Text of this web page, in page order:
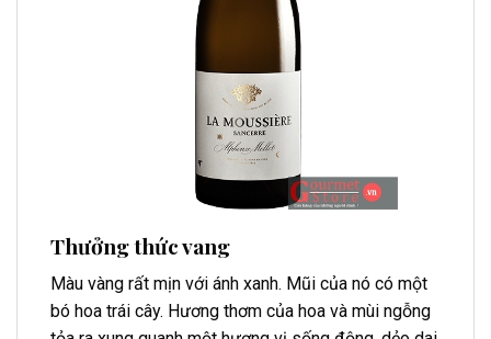
Thưởng thức vang
Màu vàng rất mịn với ánh xanh. Mũi của nó có một
bó hoa trái cây. Hương thơm của hoa và mùi ngỗng